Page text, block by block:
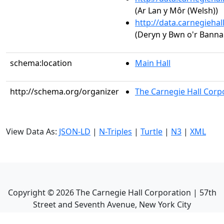
(Ar Lan y Môr (Welsh))
http://
(Deryn y Bwn o'r
schema:location Main Hall
http://schema.org/organizer The Carnegie Hall
View Data As: JSON-LD | N-Triples | Turtle | N3 | XML
Copyright ©2026The Carnegie Hall Corporation | 57th
Street and Seventh Avenue, New York City